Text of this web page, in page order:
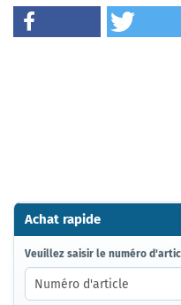
Achat rapide
VEUILLEZ
SAISIR
LE
NUMÉRO
Veuillez saisir le numéro